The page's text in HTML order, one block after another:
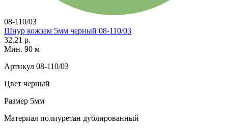
08-110/03
Шнур кожзам 5мм черный 08-110/03
32.21 р.
Мин. 90 м
Артикул 08-110/03
Цвет черный
Размер 5мм
Материал полиуретан дублированный